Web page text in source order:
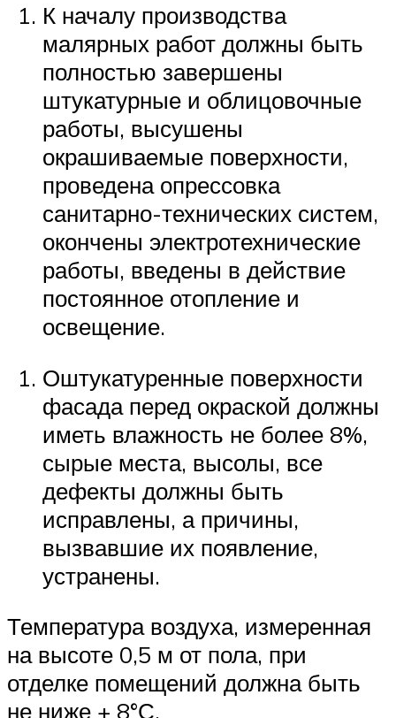
К началу производства
малярных работ должны быть
полностью завершены
штукатурные и облицовочные
работы, высушены
окрашиваемые поверхности,
проведена опрессовка
санитарно-технических систем,
окончены электротехнические
работы, введены в действие
постоянное отопление и
освещение.
Оштукатуренные поверхности
фасада перед окраской должны
иметь влажность не более 8%,
сырые места, высолы, все
дефекты должны быть
исправлены, а причины,
вызвавшие их появление,
устранены.
Температура воздуха, измеренная
на высоте 0,5 м от пола, при
отделке помещений должна быть
не ниже + 8°С.